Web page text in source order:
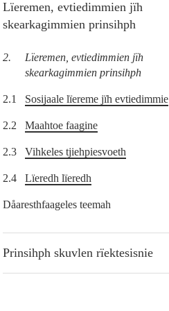
Lïeremen, evtiedimmien jïh
skearkagimmien prinsihph
2.
Lïeremen, evtiedimmien jïh
skearkagimmien prinsihph
2.1 Sosijaale lïereme jïh evtiedimmie
2.2 Maahtoe faagine
2.3 Vihkeles tjiehpiesvoeth
2.4 Lïeredh lïeredh
Dåaresthfaageles teemah
Prinsihph skuvlen rïektesisnie